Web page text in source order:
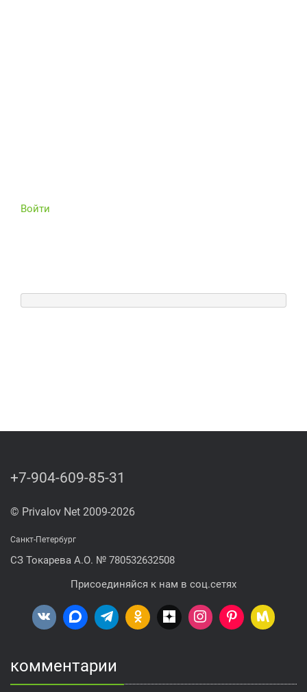
Войти
+7-904-609-85-31
© Privalov Net 2009-2026
Санкт-Петербург
СЗ Токарева А.О. № 780532632508
Присоединяйся к нам в соц.сетях
комментарии